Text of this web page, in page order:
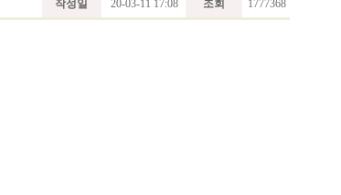
작성일 20-03-11 17:08 조회 1777368